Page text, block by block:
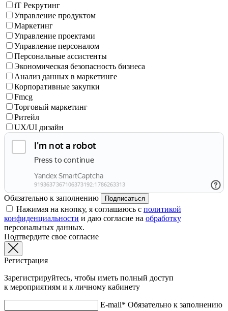
iT Рекрутинг
Управление продуктом
Маркетинг
Управление проектами
Управление персоналом
Персональные ассистенты
Экономическая безопасность бизнеса
Анализ данных в маркетинге
Корпоративные закупки
Fmcg
Торговый маркетинг
Ритейл
UX/UI дизайн
Обязательно к заполнению Подписаться
Нажимая на кнопку, я соглашаюсь с политикой
конфиденциальности и даю согласие на обработку
персональных данных.
Подтвердите свое согласие
Регистрация
Зарегистрируйтесь, чтобы иметь полный доступ
к мероприятиям и к личному кабинету
E-mail* Обязательно к заполнению